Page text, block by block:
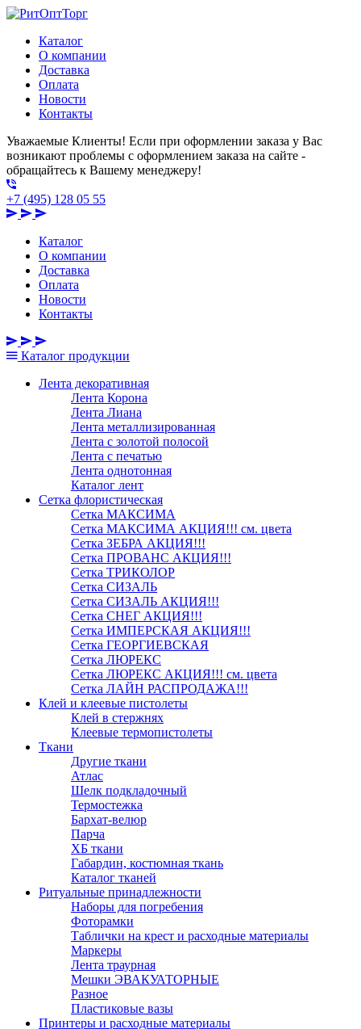
Каталог
О компании
Доставка
Оплата
Новости
Контакты
Уважаемые Клиенты! Если при оформлении заказа у Вас
возникают проблемы с оформлением заказа на сайте -
обращайтесь к Вашему менеджеру!
+7 (495) 128 05 55
Каталог
О компании
Доставка
Оплата
Новости
Контакты
Каталог продукции
Лента декоративная
Лента Корона
Лента Лиана
Лента металлизированная
Лента с золотой полосой
Лента с печатью
Лента однотонная
Каталог лент
Сетка флористическая
Сетка МАКСИМА
Сетка МАКСИМА АКЦИЯ!!! см. цвета
Сетка ЗЕБРА АКЦИЯ!!!
Сетка ПРОВАНС АКЦИЯ!!!
Сетка ТРИКОЛОР
Сетка СИЗАЛЬ
Сетка СИЗАЛЬ АКЦИЯ!!!
Сетка СНЕГ АКЦИЯ!!!
Сетка ИМПЕРСКАЯ АКЦИЯ!!!
Сетка ГЕОРГИЕВСКАЯ
Сетка ЛЮРЕКС
Сетка ЛЮРЕКС АКЦИЯ!!! см. цвета
Сетка ЛАЙН РАСПРОДАЖА!!!
Клей и клеевые пистолеты
Клей в стержнях
Клеевые термопистолеты
Ткани
Другие ткани
Атлас
Шелк подкладочный
Термостежка
Бархат-велюр
Парча
ХБ ткани
Габардин, костюмная ткань
Каталог тканей
Ритуальные принадлежности
Наборы для погребения
Фоторамки
Таблички на крест и расходные материалы
Маркеры
Лента траурная
Мешки ЭВАКУАТОРНЫЕ
Разное
Пластиковые вазы
Принтеры и расходные материалы